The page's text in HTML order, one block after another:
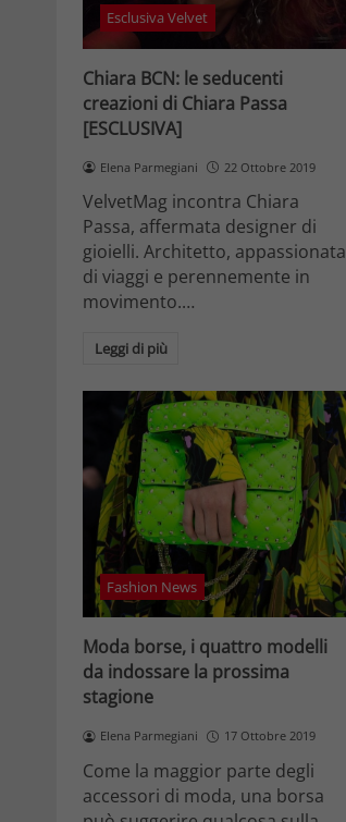
Esclusiva Velvet
Chiara BCN: le seducenti
creazioni di Chiara Passa
[ESCLUSIVA]
Elena Parmegiani 22 Ottobre 2019
VelvetMag incontra Chiara
Passa, affermata designer di
gioielli. Architetto, appassionata
di viaggi e perennemente in
movimento.…
Leggi di più
Fashion News
Moda borse, i quattro modelli
da indossare la prossima
stagione
Elena Parmegiani 17 Ottobre 2019
Come la maggior parte degli
accessori di moda, una borsa